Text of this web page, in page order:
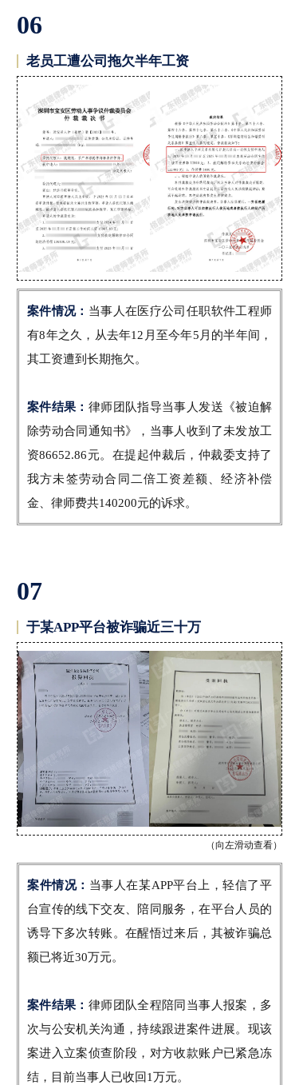
06
老员工遭公司拖欠半年工资
案件情况： 当事人在医疗公司任职软件工程师
有8年之久，从去年12月至今年5月的半年间，
其工资遭到长期拖欠。
案件结果： 律师团队指导当事人发送《被迫解
除劳动合同通知书》，当事人收到了未发放工
资86652.86元。在提起仲裁后，仲裁委支持了
我方未签劳动合同二倍工资差额、经济补偿
金、律师费共140200元的诉求。
07
于某APP平台被诈骗近三十万
（向左滑动查看）
案件情况： 当事人在某APP平台上，轻信了平
台宣传的线下交友、陪同服务，在平台人员的
诱导下多次转账。在醒悟过来后，其被诈骗总
额已将近30万元。
案件结果： 律师团队全程陪同当事人报案，多
次与公安机关沟通，持续跟进案件进展。现该
案进入立案侦查阶段，对方收款账户已紧急冻
结，目前当事人已收回1万元。